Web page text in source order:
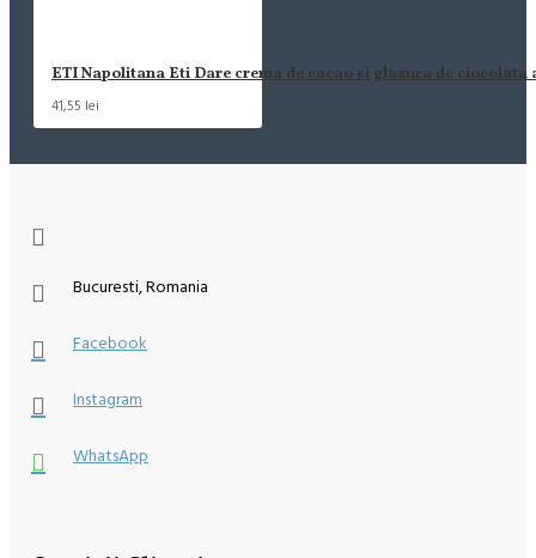
ETI Napolitana Eti Dare crema de cacao si glazura de ciocolata
41,55 lei
Bucuresti, Romania
Facebook
Instagram
WhatsApp